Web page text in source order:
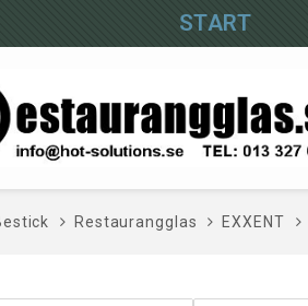
START
Restaurangglas EXXENT